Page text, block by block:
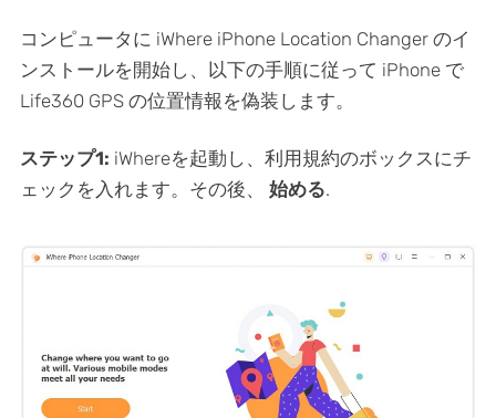
コンピュータに iWhere iPhone Location Changer のイ
ンストールを開始し、以下の手順に従って iPhone で
Life360 GPS の位置情報を偽装します。
ステップ1: iWhereを起動し、利用規約のボックスにチ
ェックを入れます。その後、 始める.